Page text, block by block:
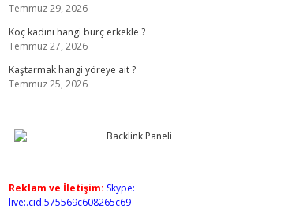
Temmuz 29, 2026
Koç kadını hangi burç erkekle ?
Temmuz 27, 2026
Kaştarmak hangi yöreye ait ?
Temmuz 25, 2026
Reklam ve İletişim: Skype:
live:.cid.575569c608265c69